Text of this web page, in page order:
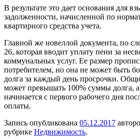
В результате это дает основания для
задолженности, начисленной по
квартирного средства учета.
Главной же новеллой документа, по
26, которая вводит уплату пени за
коммунальных услуг. Ее размер
потребителем, но она не может быть
долга за каждый день просрочки.
может превышать 100% суммы долга, а
начинается с первого рабочего дня
оплаты.
Запись опубликована 05.12.2017
рубрике Недвижимость.